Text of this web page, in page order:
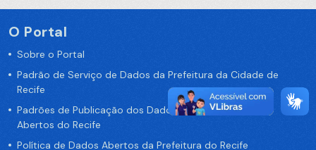
O Portal
Sobre o Portal
Padrão de Serviço de Dados da Prefeitura da Cidade de
Recife
Padrões de Publicação dos Dados no Portal de Dados
Abertos do Recife
Política de Dados Abertos da Prefeitura do Recife